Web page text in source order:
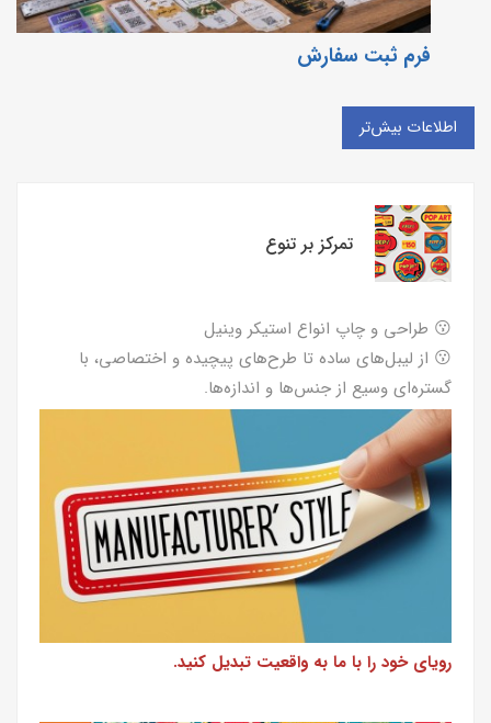
فرم ثبت سفارش
اطلاعات بیش‌تر
تمرکز بر تنوع
😗 طراحی و چاپ انواع استیکر وینیل
😗 از لیبل‌های ساده تا طرح‌های پیچیده و اختصاصی، با
گستره‌ای وسیع از جنس‌ها و اندازه‌ها.
رویای خود را با ما به واقعیت تبدیل کنید.